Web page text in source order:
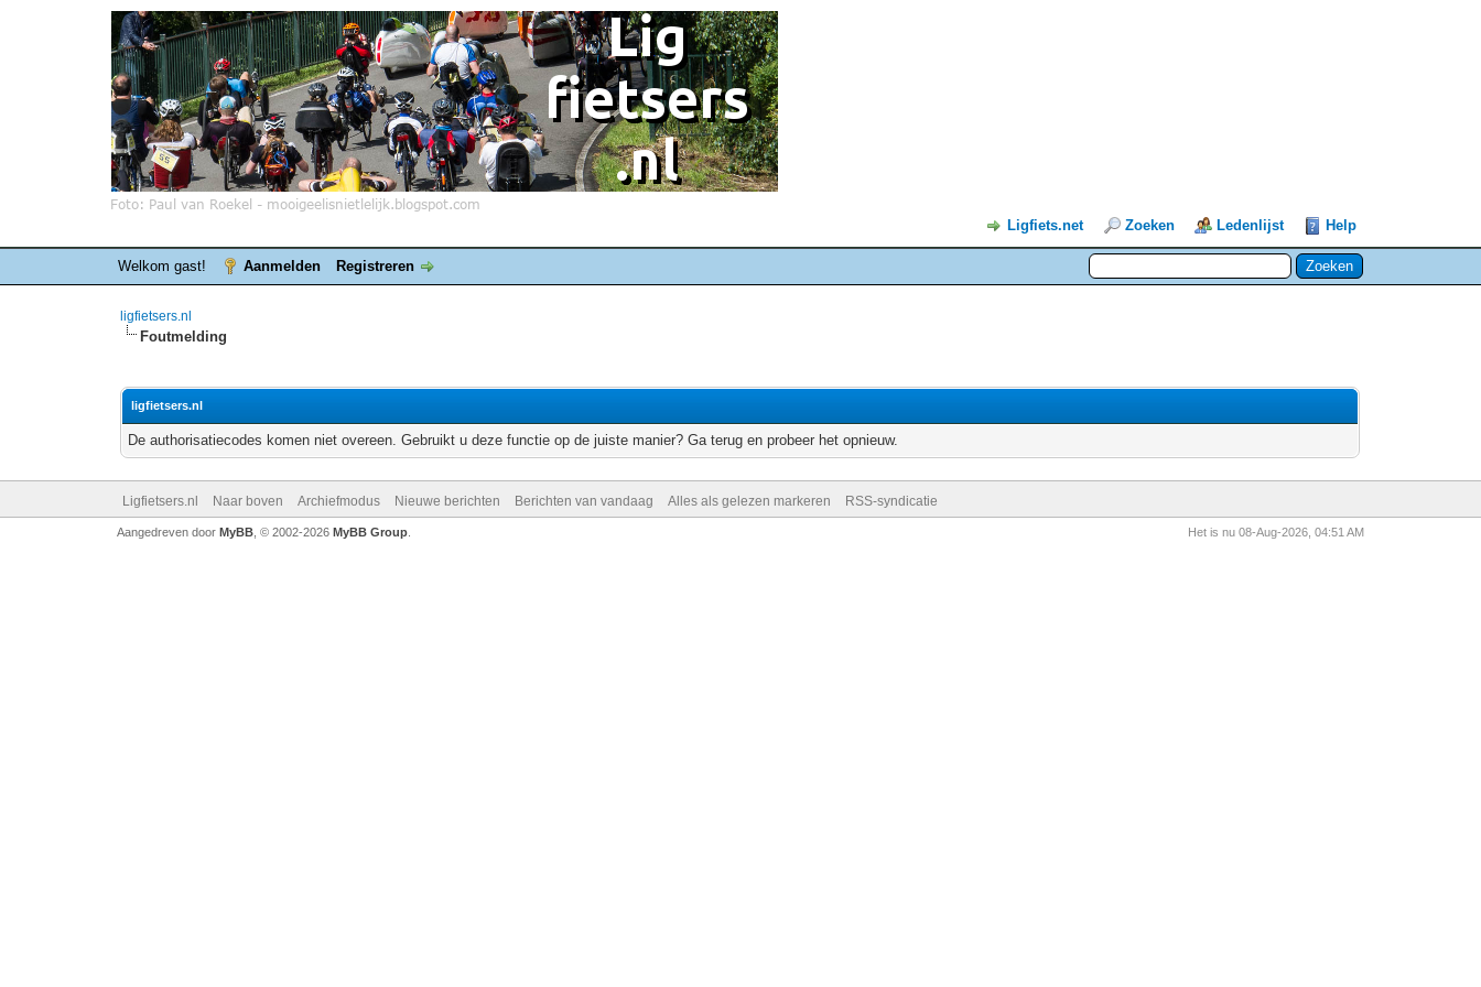
Ligfiets.net Zoeken Ledenlijst Help
Welkom gast! Aanmelden Registreren
ligfietsers.nl
Foutmelding
ligfietsers.nl
De authorisatiecodes komen niet overeen. Gebruikt u deze functie op de juiste manier? Ga terug en probeer het opnieuw.
Ligfietsers.nl Naar boven Archiefmodus Nieuwe berichten Berichten van vandaag Alles als gelezen markeren RSS-syndicatie
Het is nu 08-Aug-2026, 04:51 AM
Aangedreven door MyBB, © 2002-2026 MyBB Group.